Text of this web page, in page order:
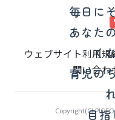
毎日に
あなた
く
育児の
目
ウェブサイト利用規
問い合わ
Copyright(C)